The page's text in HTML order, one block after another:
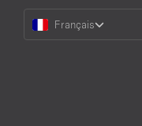
Language
Français